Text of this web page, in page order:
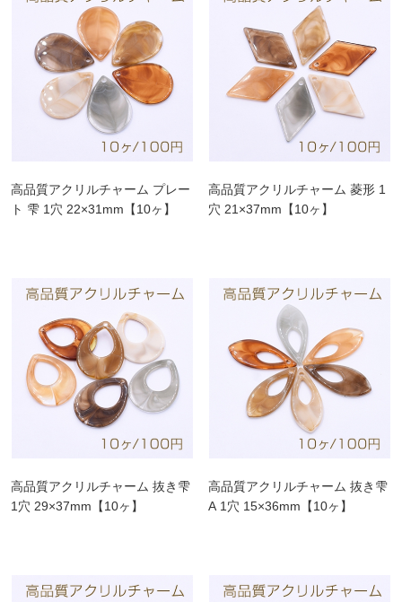
高品質アクリルチャーム プレー
ト 雫 1穴 22×31mm【10ヶ】
高品質アクリルチャーム 菱形 1
穴 21×37mm【10ヶ】
高品質アクリルチャーム 抜き雫
1穴 29×37mm【10ヶ】
高品質アクリルチャーム 抜き雫
A 1穴 15×36mm【10ヶ】